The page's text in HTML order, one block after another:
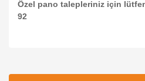
Özel pano talepleriniz için
92
kullanarak tarafımıza iletebilirsiniz.